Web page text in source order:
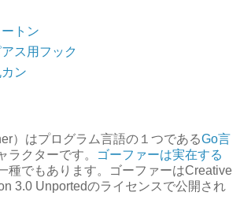
ートン
アス用フック
ン
）はプログラム言語の１つであるGo言
ラクターです。
ゴーファーは実在する
種でもあります。ゴーファーはCreative
3.0 Unportedのライセンスで公開され